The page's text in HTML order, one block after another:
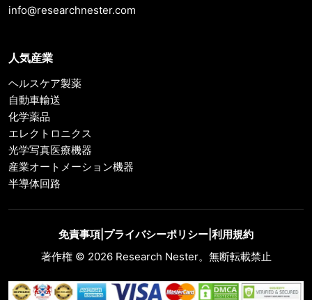
info@researchnester.com
人気産業
ヘルスケア製薬
自動車輸送
化学薬品
エレクトロニクス
光学写真医療機器
産業オートメーション機器
半導体回路
免責事項 プライバシーポリシー 利用規約
著作権 © 2026 Research Nester。無断転載禁止